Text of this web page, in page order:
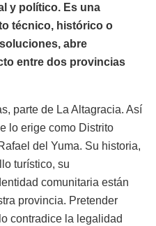
y político. Es una
técnico, histórico o
abre
entre dos provincias
parte de La Altagracia. Así
lo erige como Distrito
del Yuma. Su historia,
turístico, su
comunitaria están
provincia. Pretender
contradice la legalidad